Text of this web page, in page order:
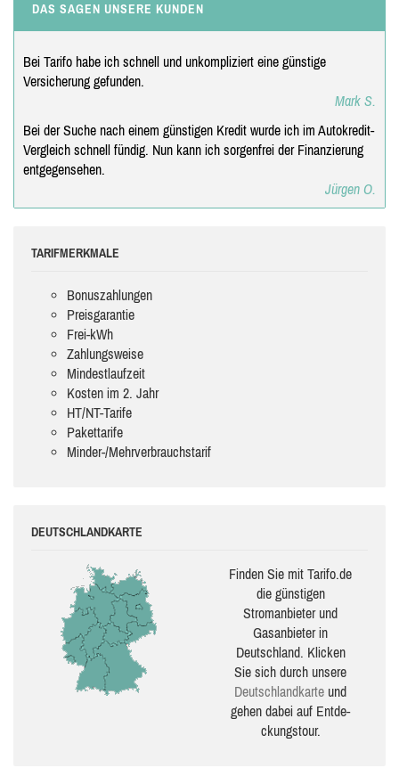
DAS SAGEN UNSERE KUNDEN
Bei Tarifo habe ich schnell und unkompliziert eine günstige
Versicherung gefunden.
Mark S.
Bei der Suche nach einem günstigen Kredit wurde ich im Autokredit-
Vergleich schnell fündig. Nun kann ich sorgenfrei der Finanzierung
entgegensehen.
Jürgen O.
TARIFMERKMALE
Bonuszahlungen
Preisgarantie
Frei-kWh
Zahlungsweise
Mindestlaufzeit
Kosten im 2. Jahr
HT/NT-Tarife
Pakettarife
Minder-/Mehrverbrauchstarif
DEUTSCHLANDKARTE
Finden Sie mit Tarifo.de
die güns­ti­gen
Stromanbieter und
Gasanbieter in
Deutschland. Klicken
Sie sich durch unsere
Deutsch­land­karte und
gehen dabei auf Ent­de­
ckungs­tour.